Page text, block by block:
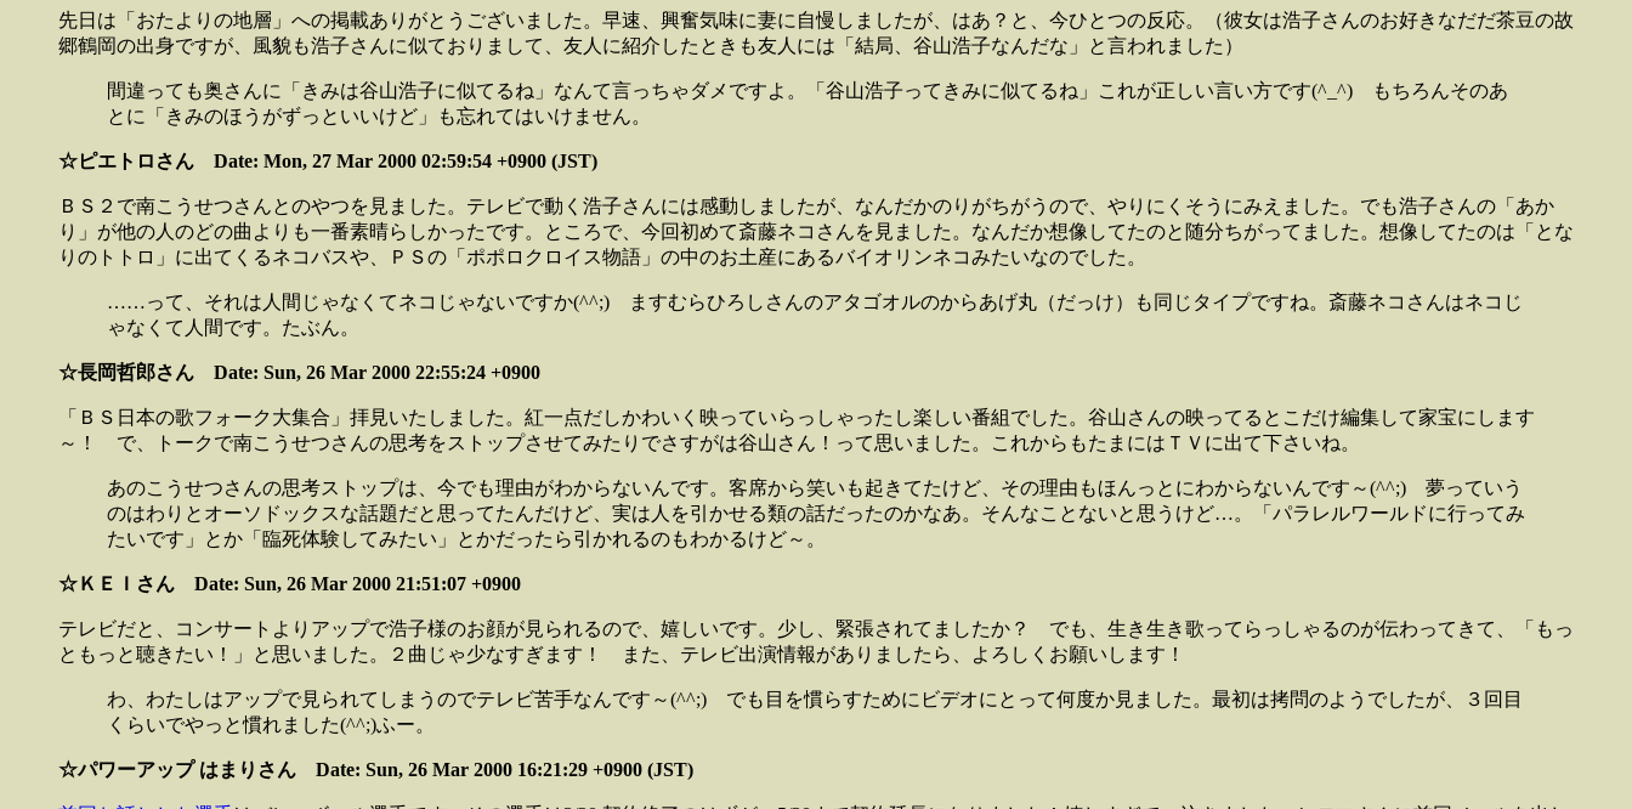
先日は「おたよりの地層」への掲載ありがとうございました。早速、興奮気味に妻に自慢しましたが、はあ？と、今ひとつの反応。（彼女は浩子さんのお好きなだだ茶豆の故
郷鶴岡の出身ですが、風貌も浩子さんに似ておりまして、友人に紹介したときも友人には「結局、谷山浩子なんだな」と言われました）
間違っても奥さんに「きみは谷山浩子に似てるね」なんて言っちゃダメですよ。「谷山浩子ってきみに似てるね」これが正しい言い方です(^_^) もちろんそのあ
とに「きみのほうがずっといいけど」も忘れてはいけません。
☆ピエトロさん Date: Mon, 27 Mar 2000 02:59:54 +0900 (JST)
ＢＳ２で南こうせつさんとのやつを見ました。テレビで動く浩子さんには感動しましたが、なんだかのりがちがうので、やりにくそうにみえました。でも浩子さんの「あか
り」が他の人のどの曲よりも一番素晴らしかったです。ところで、今回初めて斎藤ネコさんを見ました。なんだか想像してたのと随分ちがってました。想像してたのは「とな
りのトトロ」に出てくるネコバスや、ＰＳの「ポポロクロイス物語」の中のお土産にあるバイオリンネコみたいなのでした。
……って、それは人間じゃなくてネコじゃないですか(^^;) ますむらひろしさんのアタゴオルのからあげ丸（だっけ）も同じタイプですね。斎藤ネコさんはネコじ
ゃなくて人間です。たぶん。
☆長岡哲郎さん Date: Sun, 26 Mar 2000 22:55:24 +0900
「ＢＳ日本の歌フォーク大集合」拝見いたしました。紅一点だしかわいく映っていらっしゃったし楽しい番組でした。谷山さんの映ってるとこだけ編集して家宝にします
～！ で、トークで南こうせつさんの思考をストップさせてみたりでさすがは谷山さん！って思いました。これからもたまにはＴＶに出て下さいね。
あのこうせつさんの思考ストップは、今でも理由がわからないんです。客席から笑いも起きてたけど、その理由もほんっとにわからないんです～(^^;) 夢っていう
のはわりとオーソドックスな話題だと思ってたんだけど、実は人を引かせる類の話だったのかなあ。そんなことないと思うけど…。「パラレルワールドに行ってみ
たいです」とか「臨死体験してみたい」とかだったら引かれるのもわかるけど～。
☆ＫＥＩさん Date: Sun, 26 Mar 2000 21:51:07 +0900
テレビだと、コンサートよりアップで浩子様のお顔が見られるので、嬉しいです。少し、緊張されてましたか？ でも、生き生き歌ってらっしゃるのが伝わってきて、「もっ
ともっと聴きたい！」と思いました。２曲じゃ少なすぎます！ また、テレビ出演情報がありましたら、よろしくお願いします！
わ、わたしはアップで見られてしまうのでテレビ苦手なんです～(^^;) でも目を慣らすためにビデオにとって何度か見ました。最初は拷問のようでしたが、３回目
くらいでやっと慣れました(^^;)ふー。
☆パワーアップ はまりさん Date: Sun, 26 Mar 2000 16:21:29 +0900 (JST)